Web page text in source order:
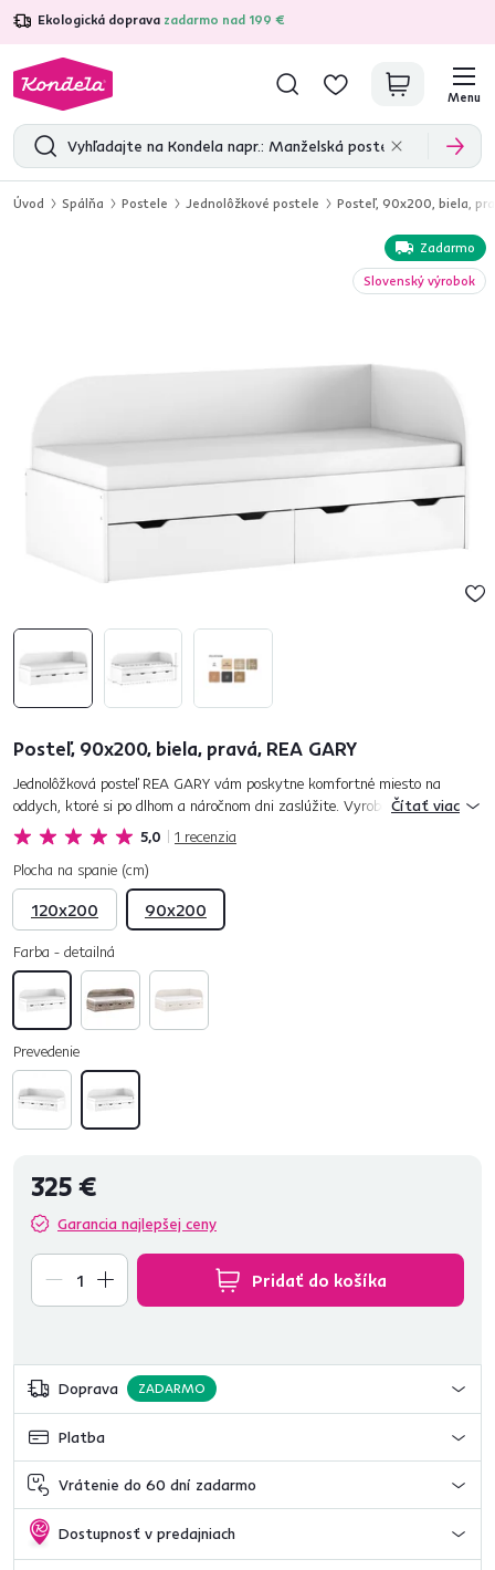
Ekologická doprava zadarmo nad 199 €
4,7 31 285overených produktových recenzií
Menu
Úvod Spálňa Postele Jednolôžkové postele Posteľ, 90x200, biela,
Zadarmo
Slovenský výrobok
Posteľ, 90x200, biela, pravá, REA GARY
5,0 1 recenzia
Jednolôžková posteľ REA GARY vám poskytne komfortné miesto na
oddych, ktoré si po dlhom a náročnom dni zaslúžite. Vyrobená je z
kvalitnej laminovanej DTD doplnenej o ABS hrany, ktoré chránia hrany...
Čítať viac
Plocha na spanie (cm)
120x200 90x200
Farba - detailná
Prevedenie
325 €
Garancia najlepšej ceny
Pridať do košíka
Doprava ZADARMO
Platba
Vrátenie do 60 dní zadarmo
Dostupnosť v predajniach